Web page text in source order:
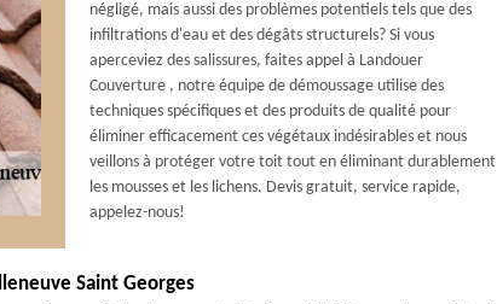
négligé, mais aussi des problèmes potentiels tels que des
infiltrations d'eau et des dégâts structurels? Si vous
aperceviez des salissures, faites appel à Landouer
Couverture , notre équipe de démoussage utilise des
techniques spécifiques et des produits de qualité pour
éliminer efficacement ces végétaux indésirables et nous
veillons à protéger votre toit tout en éliminant durablement
les mousses et les lichens. Devis gratuit, service rapide,
appelez-nous!
Saint Georges